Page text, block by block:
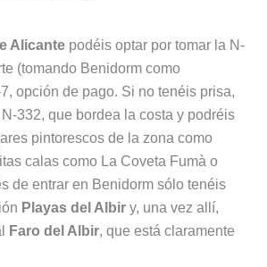
Alicantepodéis optar por tomar la N-
(tomando Benidorm como
opción de pago. Si no tenéis prisa,
332, que bordea la costa y podréis
pintorescos de la zona como
calas como La Coveta Fumà o
de entrar en Benidorm sólo tenéis
Playas del Albiry, una vez allí,
Faro del Albir, que está claramente